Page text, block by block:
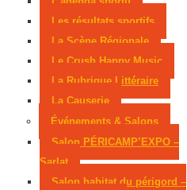
Les résultats sportifs
La Scène Régionale
Le Crush Happy Music
La Rubrique Littéraire
La Causerie
Événements & Salons
Salon PÉRICAMP’EXPO –
Sarlat
Salon habitat du périgord –